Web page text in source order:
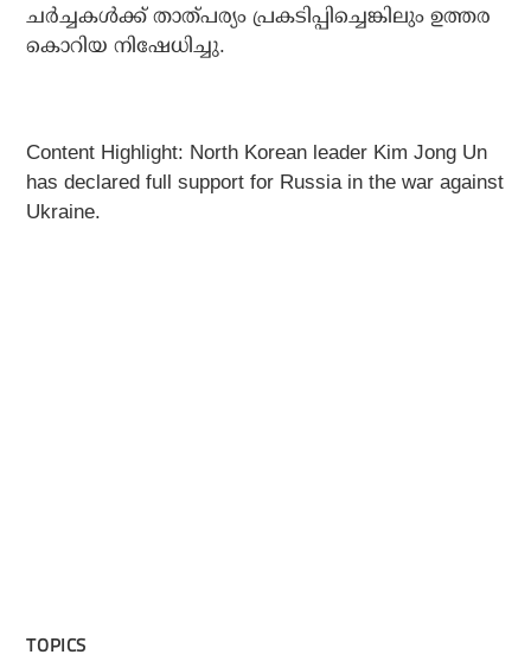
ചര്‍ച്ചകള്‍ക്ക് താത്പര്യം പ്രകടിപ്പിച്ചെങ്കിലും ഉത്തര
കൊറിയ നിഷേധിച്ചു.
Content Highlight: North Korean leader Kim Jong Un
has declared full support for Russia in the war against
Ukraine.
TOPICS